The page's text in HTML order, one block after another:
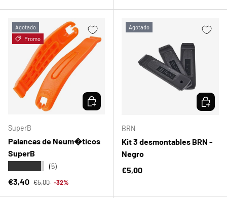
Agotado
Promo
SuperB
Palancas de Neum�ticos
SuperB
(5)
Precio de venta
€3,40 Precio normal
€5,00 -32%
ELEGIR OPCIONES
Agotado
BRN
Kit 3 desmontables BRN -
Negro
Precio normal
€5,00
ELEGIR